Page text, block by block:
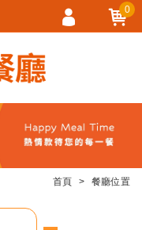
首頁 餐廳位置
0